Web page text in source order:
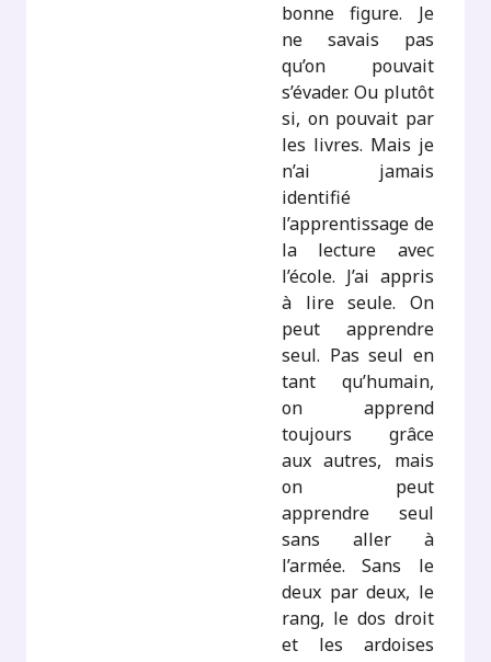
bonne figure. Je
ne savais pas
qu’on pouvait
s’évader. Ou plutôt
si, on pouvait par
les livres. Mais je
n’ai jamais
identifié
l’apprentissage de
la lecture avec
l’école. J’ai appris
à lire seule. On
peut apprendre
seul. Pas seul en
tant qu’humain,
on apprend
toujours grâce
aux autres, mais
on peut
apprendre seul
sans aller à
l’armée. Sans le
deux par deux, le
rang, le dos droit
et les ardoises